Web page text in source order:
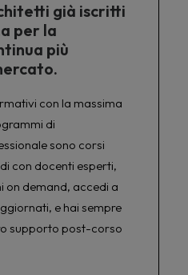
già iscritti
per la
più
con la massima
di
sono corsi
con docenti esperti,
on demand, accedi a
e hai sempre
supporto post-corso